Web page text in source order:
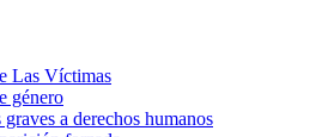
Las Víctimas
género
a derechos humanos